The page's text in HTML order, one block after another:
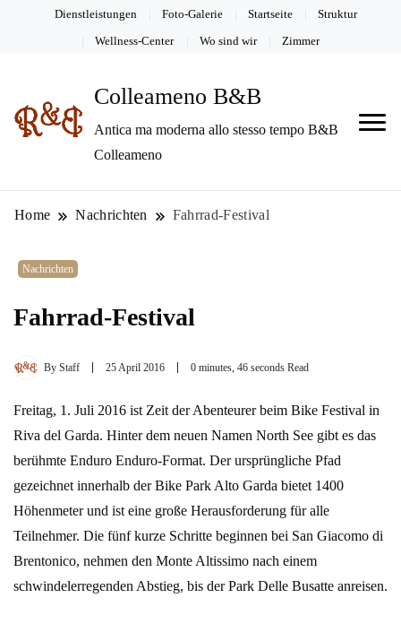
Dienstleistungen Foto-Galerie Startseite Struktur
Wellness-Center Wo sind wir Zimmer
Colleameno B&B
Antica ma moderna allo stesso tempo B&B
Colleameno
Home Nachrichten Fahrrad-Festival
Nachrichten
Fahrrad-Festival
By Staff 25 April 2016 0 minutes, 46 seconds Read
Freitag, 1. Juli 2016 ist Zeit der Abenteurer beim Bike Festival in
Riva del Garda. Hinter dem neuen Namen North See gibt es das
berühmte Enduro Enduro-Format. Der ursprüngliche Pfad
gezeichnet innerhalb der Bike Park Alto Garda bietet 1400
Höhenmeter und ist eine große Herausforderung für alle
Teilnehmer. Die fünf kurze Schritte beginnen bei San Giacomo di
Brentonico, nehmen den Monte Altissimo nach einem
schwindelerregenden Abstieg, bis der Park Delle Busatte anreisen.